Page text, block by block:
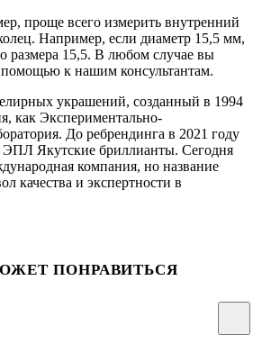
проще всего измерить внутренний
Например, если диаметр 15,5 мм,
размера 15,5. В любом случае вы
помощью к нашим консультантам.
украшений, созданный в 1994
как Экспериментально-
До ребрендинга в 2021 году
ЭПЛ Якутские бриллианты. Сегодня
компания, но название
качества и экспертности в
ПОНРАВИТЬСЯ